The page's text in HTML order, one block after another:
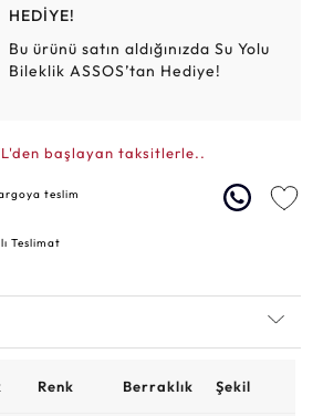
HEDİYE!
Bu ürünü satın aldığınızda Su Yolu
Bileklik ASSOS’tan Hediye!
başlayan taksitlerle..
teslim
Teslimat
Renk Berraklık Şekil